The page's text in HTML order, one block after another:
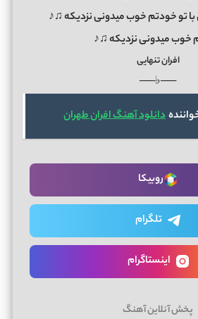
تو خودتم خوب میدونی نزدیکه ♫♪
خوب میدونی نزدیکه ♫♪
افران تنهایی
──♭──
دانلود آهنگ افران طهران
روبیکا
تلگرام
اینستاگرام
پخش آنلاین آهنگ